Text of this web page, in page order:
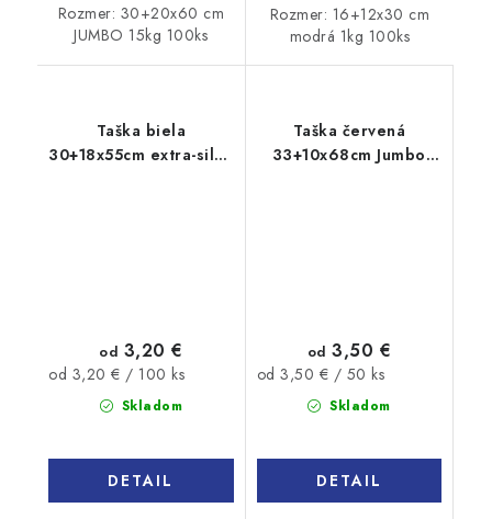
Rozmer: 30+20x60 cm
JUMBO 15kg 100ks
Rozmer: 16+12x30 cm
modrá 1kg 100ks
Taška biela
30+18x55cm extra-silná
Skladom
od 3,20 €
Jednotková
od 3,20 € / 100 ks
DETAIL
Taška červená
33+10x68cm Jumbo
Skladom
od 3,50 €
Jednotková
od 3,50 € / 50 ks
DETAIL